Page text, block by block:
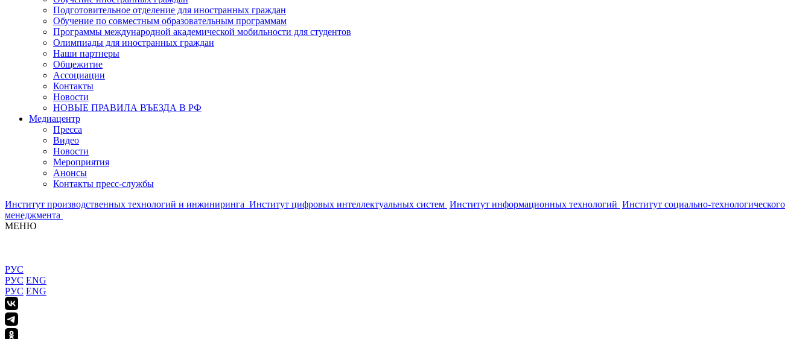
Подготовительное отделение для иностранных граждан
Обучение по совместным образовательным программам
Программы международной академической мобильности для студентов
Олимпиады для иностранных граждан
Наши партнеры
Общежитие
Ассоциации
Контакты
Новости
НОВЫЕ ПРАВИЛА ВЪЕЗДА В РФ
Медиацентр
Пресса
Видео
Новости
Мероприятия
Анонсы
Контакты пресс-службы
Институт производственных технологий и инжиниринга Институт цифровых интеллектуальных систем Институт информационных технологий Институт социально-технологического
менеджмента
МЕНЮ
РУС
РУС ENG
РУС ENG